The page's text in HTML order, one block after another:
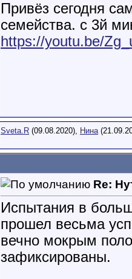
Привёз сегодня
семейства. с 3й
https://youtu.be/
Sveta.R (09.08.2020), Нина
Re:
Испытания в
прошел весьма
вечно мокрым
зафиксированы.